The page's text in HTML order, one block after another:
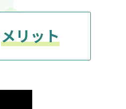
メリット